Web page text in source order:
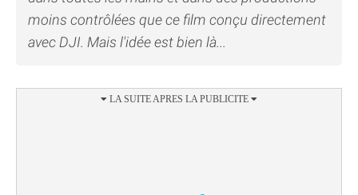
moins contrôlées que ce film conçu directement
avec DJI. Mais l'idée est bien là...